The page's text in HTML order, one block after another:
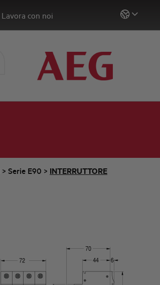
Lavora con noi
> Serie E90 > INTERRUTTORE